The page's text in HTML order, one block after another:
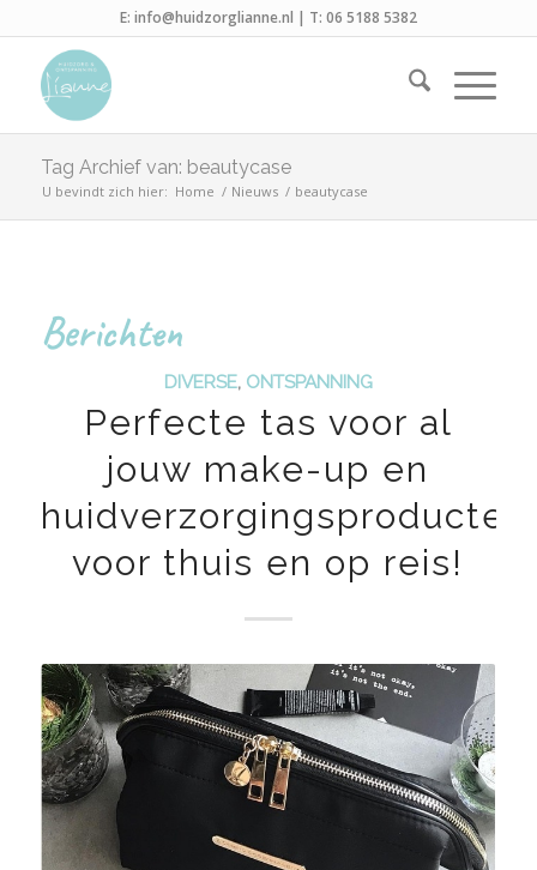
E: info@huidzorglianne.nl | T: 06 5188 5382
Tag Archief van: beautycase
U bevindt zich hier: Home / Nieuws / beautycase
Berichten
DIVERSE, ONTSPANNING
Perfecte tas voor al
jouw make-up en
huidverzorgingsproducten,
voor thuis en op reis!